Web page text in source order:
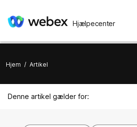
Hjælpecenter
Hjem / Artikel
Denne artikel gælder for: